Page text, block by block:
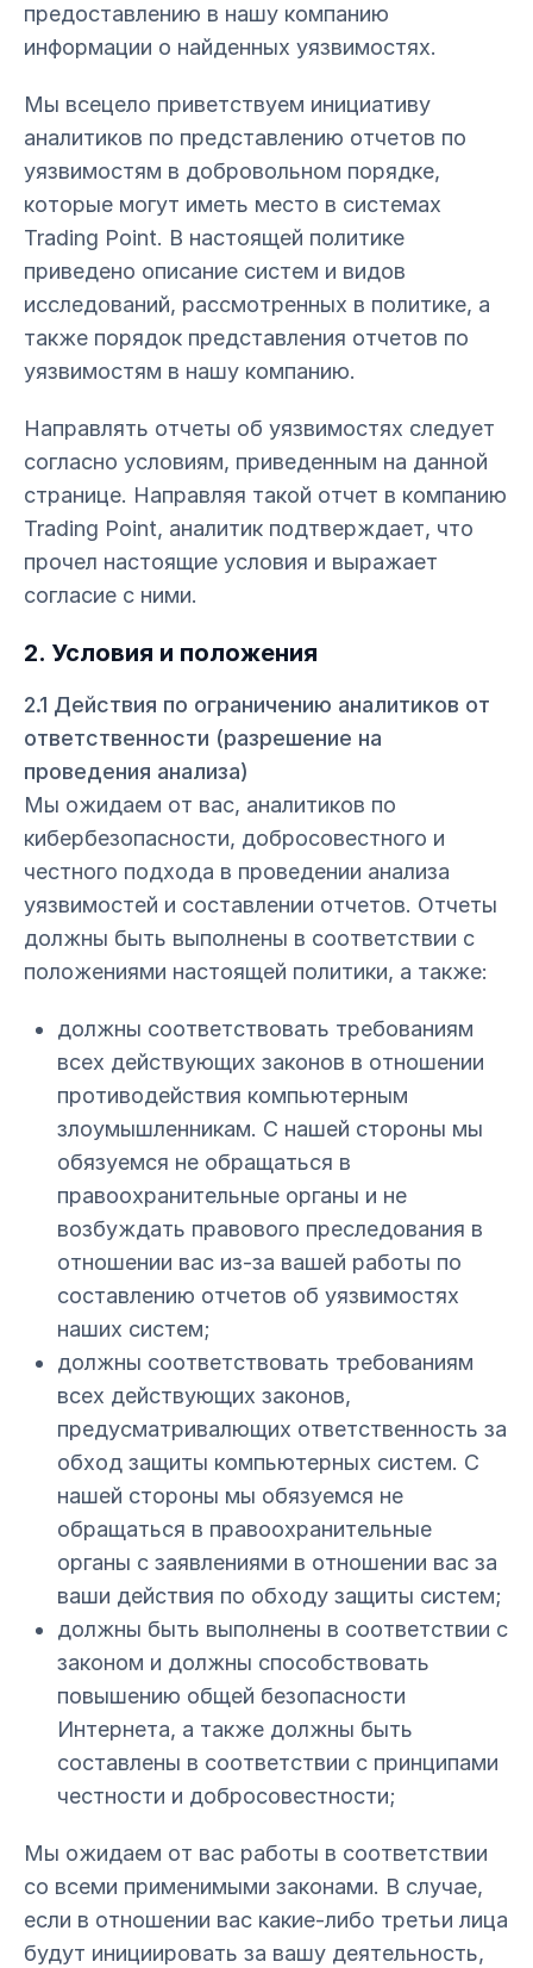
предоставлению в нашу компанию
информации о найденных уязвимостях.
Мы всецело приветствуем инициативу
аналитиков по представлению отчетов по
уязвимостям в добровольном порядке,
которые могут иметь место в системах
Trading Point. В настоящей политике
приведено описание систем и видов
исследований, рассмотренных в политике, а
также порядок представления отчетов по
уязвимостям в нашу компанию.
Направлять отчеты об уязвимостях следует
согласно условиям, приведенным на данной
странице. Направляя такой отчет в компанию
Trading Point, аналитик подтверждает, что
прочел настоящие условия и выражает
согласие с ними.
2. Условия и положения
2.1 Действия по ограничению аналитиков от
ответственности (разрешение на
проведения анализа)
Мы ожидаем от вас, аналитиков по
кибербезопасности, добросовестного и
честного подхода в проведении анализа
уязвимостей и составлении отчетов. Отчеты
должны быть выполнены в соответствии с
положениями настоящей политики, а также:
должны соответствовать требованиям
всех действующих законов в отношении
противодействия компьютерным
злоумышленникам. С нашей стороны мы
обязуемся не обращаться в
правоохранительные органы и не
возбуждать правового преследования в
отношении вас из-за вашей работы по
составлению отчетов об уязвимостях
наших систем;
должны соответствовать требованиям
всех действующих законов,
предусматривалющих ответственность за
обход защиты компьютерных систем. С
нашей стороны мы обязуемся не
обращаться в правоохранительные
органы с заявлениями в отношении вас за
ваши действия по обходу защиты систем;
должны быть выполнены в соответствии с
законом и должны способствовать
повышению общей безопасности
Интернета, а также должны быть
составлены в соответствии с принципами
честности и добросовестности;
Мы ожидаем от вас работы в соответствии
со всеми применимыми законами. В случае,
если в отношении вас какие-либо третьи лица
будут инициировать за вашу деятельность,